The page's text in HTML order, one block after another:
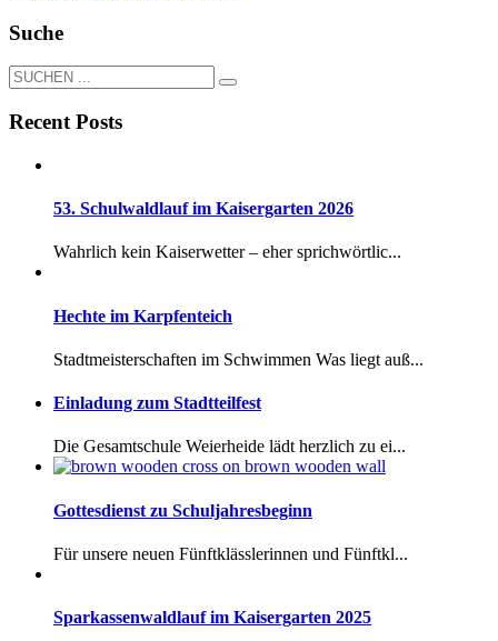
Suche
Recent Posts
53. Schulwaldlauf im Kaisergarten 2026
Wahrlich kein Kaiserwetter – eher sprichwörtlic...
Hechte im Karpfenteich
Stadtmeisterschaften im Schwimmen Was liegt auß...
Einladung zum Stadtteilfest
Die Gesamtschule Weierheide lädt herzlich zu ei...
Gottesdienst zu Schuljahresbeginn
Für unsere neuen Fünftklässlerinnen und Fünftkl...
Sparkassenwaldlauf im Kaisergarten 2025